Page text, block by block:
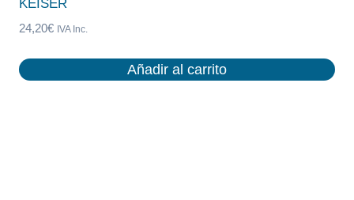
KEISER
24,20€ IVA Inc.
Añadir al carrito